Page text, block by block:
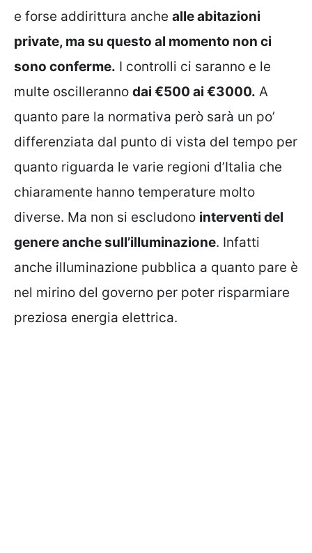
e forse addirittura anche alle abitazioni
private, ma su questo al momento non ci
sono conferme. I controlli ci saranno e le
multe oscilleranno dai €500 ai €3000. A
quanto pare la normativa però sarà un po’
differenziata dal punto di vista del tempo per
quanto riguarda le varie regioni d’Italia che
chiaramente hanno temperature molto
diverse. Ma non si escludono interventi del
genere anche sull’illuminazione. Infatti
anche illuminazione pubblica a quanto pare è
nel mirino del governo per poter risparmiare
preziosa energia elettrica.